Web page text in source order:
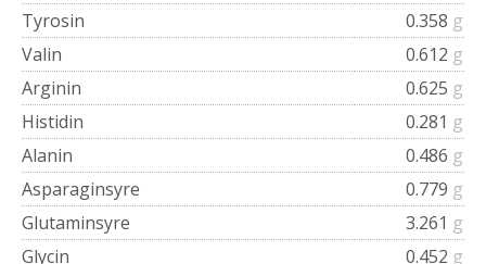
Tyrosin
0.358 g
Valin
0.612 g
Arginin
0.625 g
Histidin
0.281 g
Alanin
0.486 g
Asparaginsyre
0.779 g
Glutaminsyre
3.261 g
Glycin
0.452 g